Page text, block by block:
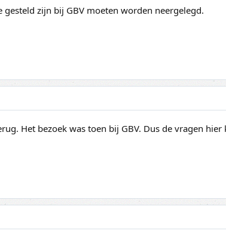
zijn bij GBV moeten worden neergelegd.
Het bezoek was toen bij GBV. Dus de vragen